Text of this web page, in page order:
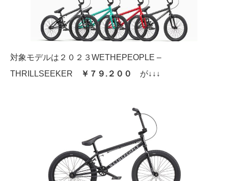
対象モデルは２０２３WETHEPEOPLE –
THRILLSEEKER
￥７９.２００ が↓↓↓